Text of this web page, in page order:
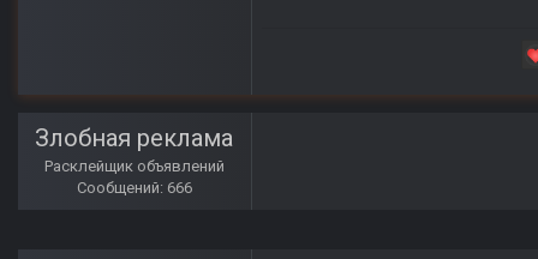
Злобная реклама
Расклейщик объявлений
Сообщений: 666